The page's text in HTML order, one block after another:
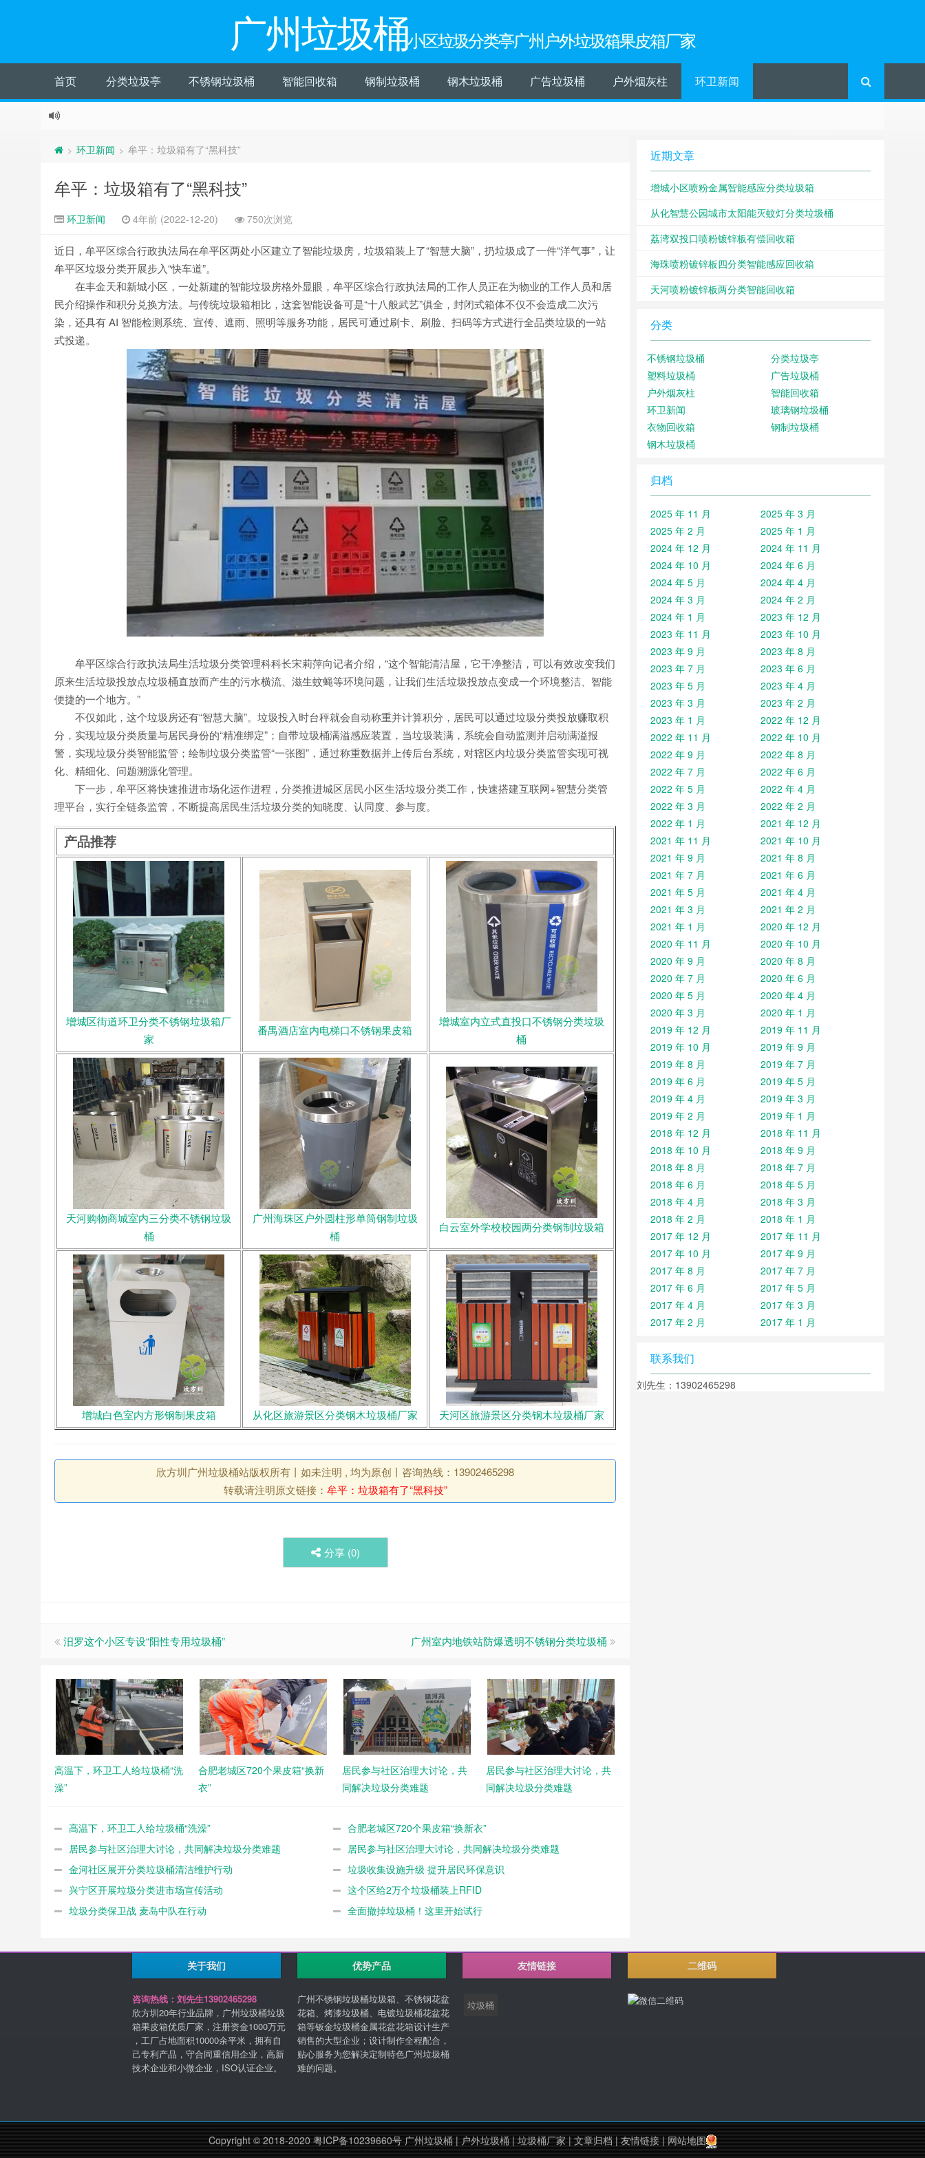
广州垃圾桶小区垃圾分类亭广州户外垃圾箱果皮箱厂家
首页 分类垃圾亭 不锈钢垃圾桶 智能回收箱 钢制垃圾桶 钢木垃圾桶 广告垃圾桶 户外烟灰柱 环卫新闻
> 环卫新闻 > 牟平：垃圾箱有了“黑科技”
牟平：垃圾箱有了“黑科技”
环卫新闻 4年前 (2022-12-20) 750次浏览
近日，牟平区综合行政执法局在牟平区两处小区建立了智能垃圾房，垃圾箱装上了“智慧大脑”，扔垃圾成了一件“洋气事”，让
牟平区垃圾分类开展步入“快车道”。
在丰金天和新城小区，一处新建的智能垃圾房格外显眼，牟平区综合行政执法局的工作人员正在为物业的工作人员和居
民介绍操作和积分兑换方法。与传统垃圾箱相比，这套智能设备可是“十八般武艺”俱全，封闭式箱体不仅不会造成二次污
染，还具有 AI 智能检测系统、宣传、遮雨、照明等服务功能，居民可通过刷卡、刷脸、扫码等方式进行全品类垃圾的一站
式投递。
牟平区综合行政执法局生活垃圾分类管理科科长宋莉萍向记者介绍，“这个智能清洁屋，它干净整洁，可以有效改变我们
原来生活垃圾投放点垃圾桶直放而产生的污水横流、滋生蚊蝇等环境问题，让我们生活垃圾投放点变成一个环境整洁、智能
便捷的一个地方。”
不仅如此，这个垃圾房还有“智慧大脑”。垃圾投入时台秤就会自动称重并计算积分，居民可以通过垃圾分类投放赚取积
分，实现垃圾分类质量与居民身份的“精准绑定”；自带垃圾桶满溢感应装置，当垃圾装满，系统会自动监测并启动满溢报
警，实现垃圾分类智能监管；绘制垃圾分类监管“一张图”，通过称重数据并上传后台系统，对辖区内垃圾分类监管实现可视
化、精细化、问题溯源化管理。
下一步，牟平区将快速推进市场化运作进程，分类推进城区居民小区生活垃圾分类工作，快速搭建互联网+智慧分类管
理平台，实行全链条监管，不断提高居民生活垃圾分类的知晓度、认同度、参与度。
产品推荐
增城区街道环卫分类不锈钢垃圾箱厂
家
番禺酒店室内电梯口不锈钢果皮箱
增城室内立式直投口不锈钢分类垃圾
桶
天河购物商城室内三分类不锈钢垃圾
桶
广州海珠区户外圆柱形单筒钢制垃圾
桶
白云室外学校校园两分类钢制垃圾箱
增城白色室内方形钢制果皮箱 从化区旅游景区分类钢木垃圾桶厂家 天河区旅游景区分类钢木垃圾桶厂家
欣方圳广州垃圾桶站版权所有丨如未注明 , 均为原创丨咨询热线：13902465298
转载请注明原文链接： 牟平：垃圾箱有了“黑科技”
分享 (0)
汨罗这个小区专设“阳性专用垃圾桶” 广州室内地铁站防爆透明不锈钢分类垃圾桶
高温下，环卫工人给垃圾桶“洗
澡”
合肥老城区720个果皮箱“换新
衣”
居民参与社区治理大讨论，共
同解决垃圾分类难题
居民参与社区治理大讨论，共
同解决垃圾分类难题
高温下，环卫工人给垃圾桶“洗澡”
合肥老城区720个果皮箱“换新衣”
居民参与社区治理大讨论，共同解决垃圾分类难题
居民参与社区治理大讨论，共同解决垃圾分类难题
金河社区展开分类垃圾桶清洁维护行动
垃圾收集设施升级 提升居民环保意识
兴宁区开展垃圾分类进市场宣传活动
这个区给2万个垃圾桶装上RFID
垃圾分类保卫战 麦岛中队在行动
全面撤掉垃圾桶！这里开始试行
近期文章
增城小区喷粉金属智能感应分类垃圾箱
从化智慧公园城市太阳能灭蚊灯分类垃圾桶
荔湾双投口喷粉镀锌板有偿回收箱
海珠喷粉镀锌板四分类智能感应回收箱
天河喷粉镀锌板两分类智能回收箱
分类
不锈钢垃圾桶
分类垃圾亭
塑料垃圾桶
广告垃圾桶
户外烟灰柱
智能回收箱
环卫新闻
玻璃钢垃圾桶
衣物回收箱
钢制垃圾桶
钢木垃圾桶
归档
2025 年 11 月
2025 年 3 月
2025 年 2 月
2025 年 1 月
2024 年 12 月
2024 年 11 月
2024 年 10 月
2024 年 6 月
2024 年 5 月
2024 年 4 月
2024 年 3 月
2024 年 2 月
2024 年 1 月
2023 年 12 月
2023 年 11 月
2023 年 10 月
2023 年 9 月
2023 年 8 月
2023 年 7 月
2023 年 6 月
2023 年 5 月
2023 年 4 月
2023 年 3 月
2023 年 2 月
2023 年 1 月
2022 年 12 月
2022 年 11 月
2022 年 10 月
2022 年 9 月
2022 年 8 月
2022 年 7 月
2022 年 6 月
2022 年 5 月
2022 年 4 月
2022 年 3 月
2022 年 2 月
2022 年 1 月
2021 年 12 月
2021 年 11 月
2021 年 10 月
2021 年 9 月
2021 年 8 月
2021 年 7 月
2021 年 6 月
2021 年 5 月
2021 年 4 月
2021 年 3 月
2021 年 2 月
2021 年 1 月
2020 年 12 月
2020 年 11 月
2020 年 10 月
2020 年 9 月
2020 年 8 月
2020 年 7 月
2020 年 6 月
2020 年 5 月
2020 年 4 月
2020 年 3 月
2020 年 1 月
2019 年 12 月
2019 年 11 月
2019 年 10 月
2019 年 9 月
2019 年 8 月
2019 年 7 月
2019 年 6 月
2019 年 5 月
2019 年 4 月
2019 年 3 月
2019 年 2 月
2019 年 1 月
2018 年 12 月
2018 年 11 月
2018 年 10 月
2018 年 9 月
2018 年 8 月
2018 年 7 月
2018 年 6 月
2018 年 5 月
2018 年 4 月
2018 年 3 月
2018 年 2 月
2018 年 1 月
2017 年 12 月
2017 年 11 月
2017 年 10 月
2017 年 9 月
2017 年 8 月
2017 年 7 月
2017 年 6 月
2017 年 5 月
2017 年 4 月
2017 年 3 月
2017 年 2 月
2017 年 1 月
联系我们
刘先生：13902465298
关于我们
咨询热线：刘先生13902465298
欣方圳20年行业品牌，广州垃圾桶垃圾
箱果皮箱优质厂家，注册资金1000万元
，工厂占地面积10000余平米，拥有自
己专利产品，守合同重信用企业，高新
技术企业和小微企业，ISO认证企业。
优势产品
广州不锈钢垃圾桶垃圾箱、不锈钢花盆
花箱、烤漆垃圾桶、电镀垃圾桶花盆花
箱等钣金垃圾桶金属花盆花箱设计生产
销售的大型企业；设计制作全程配合，
贴心服务为您解决定制特色广州垃圾桶
难的问题。
友情链接
垃圾桶
二维码
Copyright © 2018-2020 粤ICP备10239660号 广州垃圾桶 | 户外垃圾桶 | 垃圾桶厂家 | 文章归档 | 友情链接 | 网站地图